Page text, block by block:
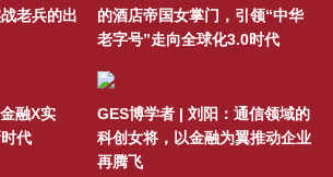
老兵的出
的酒店帝国女掌门，引领“中华
老字号”走向全球化3.0时代
融X实
代
GES博学者 | 刘阳：通信领域的
科创女将，以金融为翼推动企业
再腾飞
AIG全球首席经济学